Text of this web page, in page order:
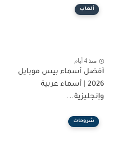
ألعاب
منذ 4 أيام
أفضل أسماء بيس موبايل
2026 | أسماء عربية
وإنجليزية...
شروحات